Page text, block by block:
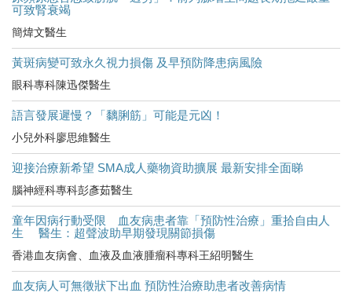
可致腎衰竭
簡煒文醫生
黃斑病變可致永久視力損傷 及早預防降患病風險
眼科專科陳迅傑醫生
語言發展遲慢？「黐脷筋」可能是元凶！
小兒外科廖思維醫生
迎接治療新希望 SMA成人藥物資助擴展 最新安排全面睇
腦神經科專科彭彥茹醫生
童年因病行動受限 血友病患者靠「預防性治療」重拾自由人
生 醫生：超聲波助早期發現關節損傷
香港血友病會、血液及血液腫瘤科專科王紹明醫生
血友病人可無徵狀下出血 預防性治療助患者改善病情